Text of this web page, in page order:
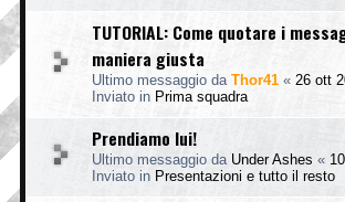
TUTORIAL: Come quotare i
maniera giusta
Ultimo messaggio da Thor41 « 26 ott
Inviato in Prima squadra
Prendiamo lui!
Ultimo messaggio da Under Ashes «
Inviato in Presentazioni e tutto il resto